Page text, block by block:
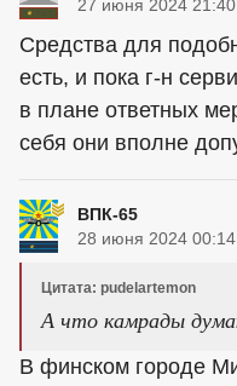
27 июня 2024 21:40
Средства для
есть, и пока г-н
в плане ответных
себя они вполне
ВПК-65
28 июня 2024 00:14
Цитата: pudelartemon
А что камрады
В финском городе